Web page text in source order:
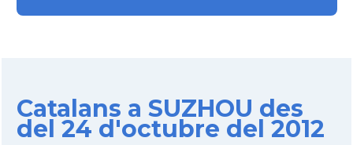
Catalans a SUZHOU des
del 24 d'octubre del 2012